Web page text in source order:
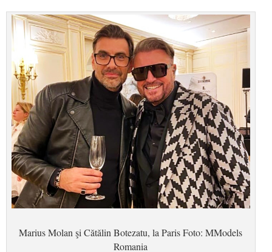
Marius Molan şi Cătălin Botezatu, la Paris Foto: MModels
Romania